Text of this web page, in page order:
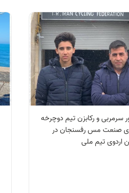
سرمربی و رکابزن تیم دوچرخه
صنعت مس رفسنجان در
اردوی تیم ملی